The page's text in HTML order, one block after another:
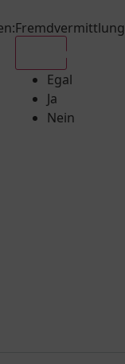
:Fremdvermittlung
Egal
Ja
Nein